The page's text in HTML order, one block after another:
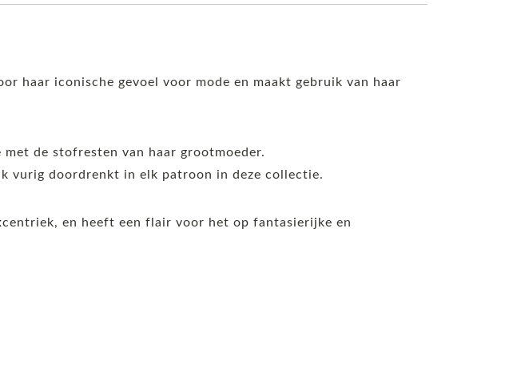
haar iconische gevoel voor mode en maakt gebruik van haar
met de stofresten van haar grootmoeder.
vurig doordrenkt in elk patroon in deze collectie.
en heeft een flair voor het op fantasierijke en